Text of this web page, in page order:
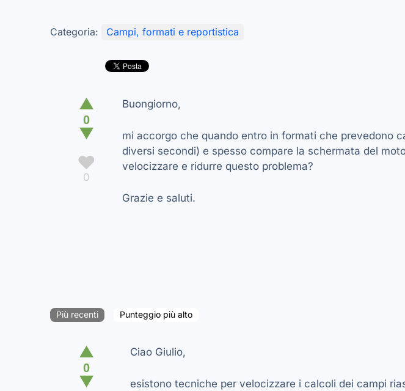
Categoria: Campi, formati e reportistica
▲
0
▼
♥
0
Buongiorno,
mi accorgo che quando entro in formati che prevedono
diversi secondi) e spesso compare la schermata del
velocizzare e ridurre questo problema?
Grazie e saluti.
Più recenti Punteggio più alto
▲
0
▼
Ciao Giulio,
esistono tecniche per velocizzare i calcoli dei campi